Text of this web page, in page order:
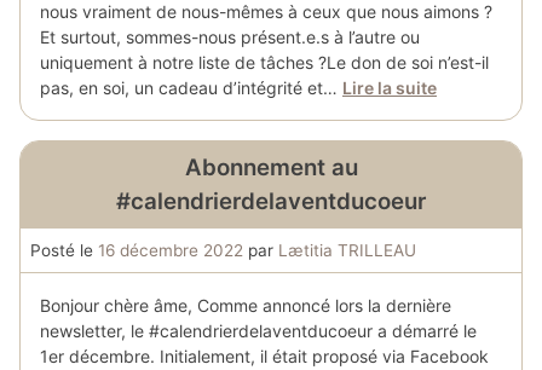
nous vraiment de nous-mêmes à ceux que nous aimons ?
Et surtout, sommes-nous présent.e.s à l’autre ou
uniquement à notre liste de tâches ?Le don de soi n’est-il
pas, en soi, un cadeau d’intégrité et… Lire la suite
Abonnement au
#calendrierdelaventducoeur
Posté le 16 décembre 2022 par Lætitia TRILLEAU
Bonjour chère âme, Comme annoncé lors la dernière
newsletter, le #calendrierdelaventducoeur a démarré le
1er décembre. Initialement, il était proposé via Facebook